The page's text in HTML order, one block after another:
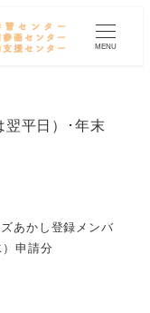
MENU
平日）
･年末
あかし登録メンバ
申請分